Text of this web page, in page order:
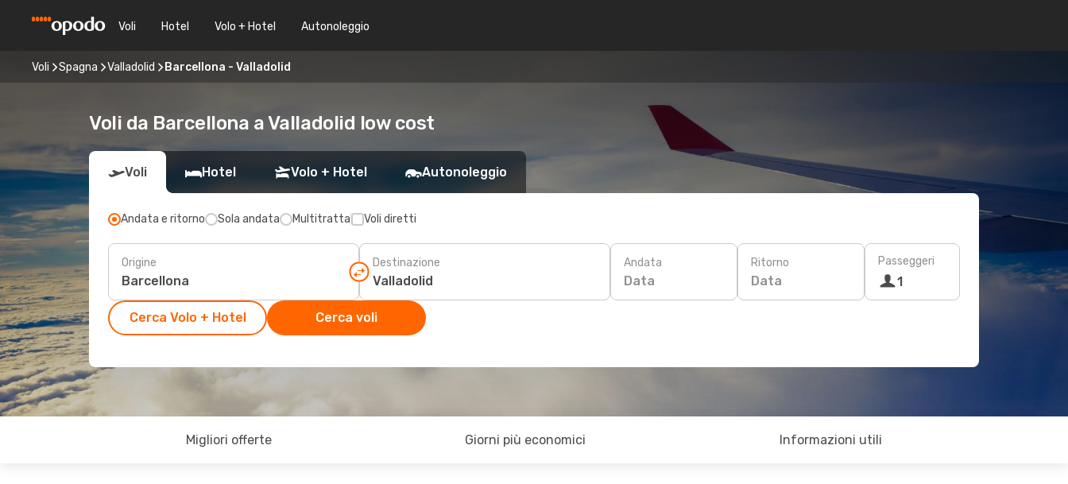
Voli Hotel Volo + Hotel Autonoleggio
Voli Spagna Valladolid Barcellona - Valladolid
Voli da Barcellona a Valladolid low cost
Voli Hotel Volo + Hotel Autonoleggio
Andata e ritorno Sola andata Multitratta Voli diretti
Origine Destinazione Andata
Data
Ritorno
Data
Passeggeri
1
Cerca Volo + Hotel Cerca voli
Migliori offerte Giorni più economici Informazioni utili